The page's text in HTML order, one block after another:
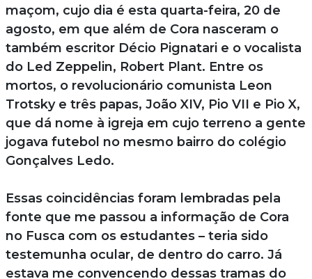
maçom, cujo dia é esta quarta-feira, 20 de
agosto, em que além de Cora nasceram o
também escritor Décio Pignatari e o vocalista
do Led Zeppelin, Robert Plant. Entre os
mortos, o revolucionário comunista Leon
Trotsky e três papas, João XIV, Pio VII e Pio X,
que dá nome à igreja em cujo terreno a gente
jogava futebol no mesmo bairro do colégio
Gonçalves Ledo.
Essas coincidências foram lembradas pela
fonte que me passou a informação de Cora
no Fusca com os estudantes – teria sido
testemunha ocular, de dentro do carro. Já
estava me convencendo dessas tramas do